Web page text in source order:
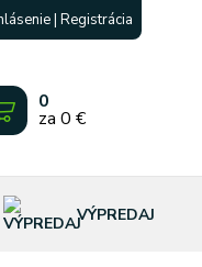
| Registrácia
0
za 0 €
VÝPREDAJ